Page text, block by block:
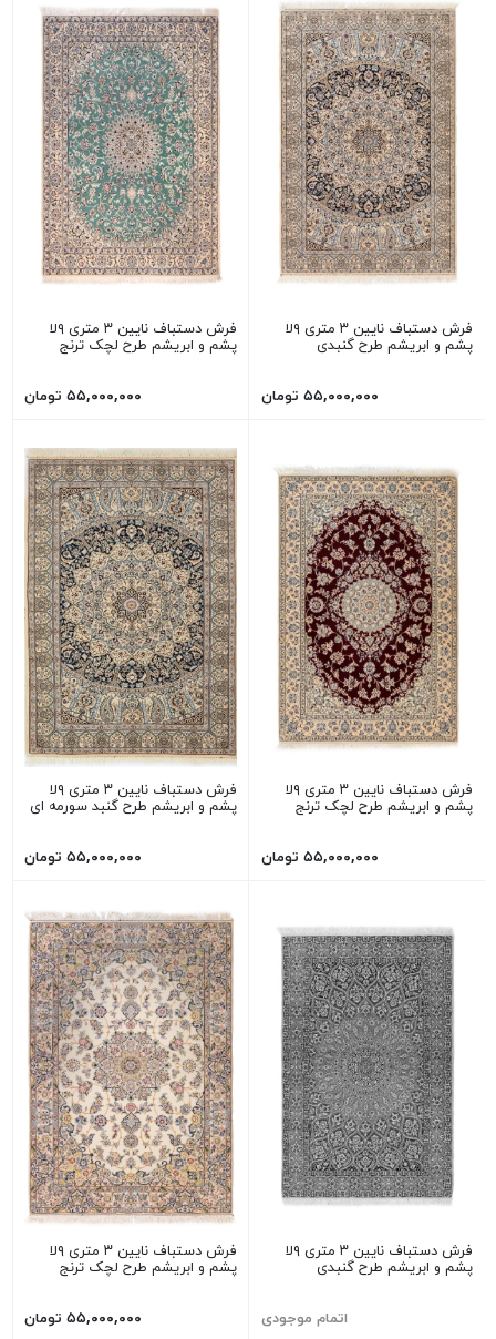
فرش دستباف نایین ۳ متری ۹لا
پشم و ابریشم طرح گنبدی
۵۵,۰۰۰,۰۰۰ تومان
فرش دستباف نایین ۳ متری ۹لا
پشم و ابریشم طرح لچک ترنج
۵۵,۰۰۰,۰۰۰ تومان
فرش دستباف نایین ۳ متری ۹لا
پشم و ابریشم طرح لچک ترنج
۵۵,۰۰۰,۰۰۰ تومان
فرش دستباف نایین ۳ متری ۹لا
پشم و ابریشم طرح گنبد سورمه ای
۵۵,۰۰۰,۰۰۰ تومان
فرش دستباف نایین ۳ متری ۹لا
پشم و ابریشم طرح گنبدی
اتمام موجودی
فرش دستباف نایین ۳ متری ۹لا
پشم و ابریشم طرح لچک ترنج
۵۵,۰۰۰,۰۰۰ تومان